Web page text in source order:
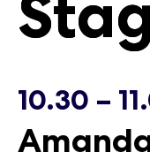
10.30 –